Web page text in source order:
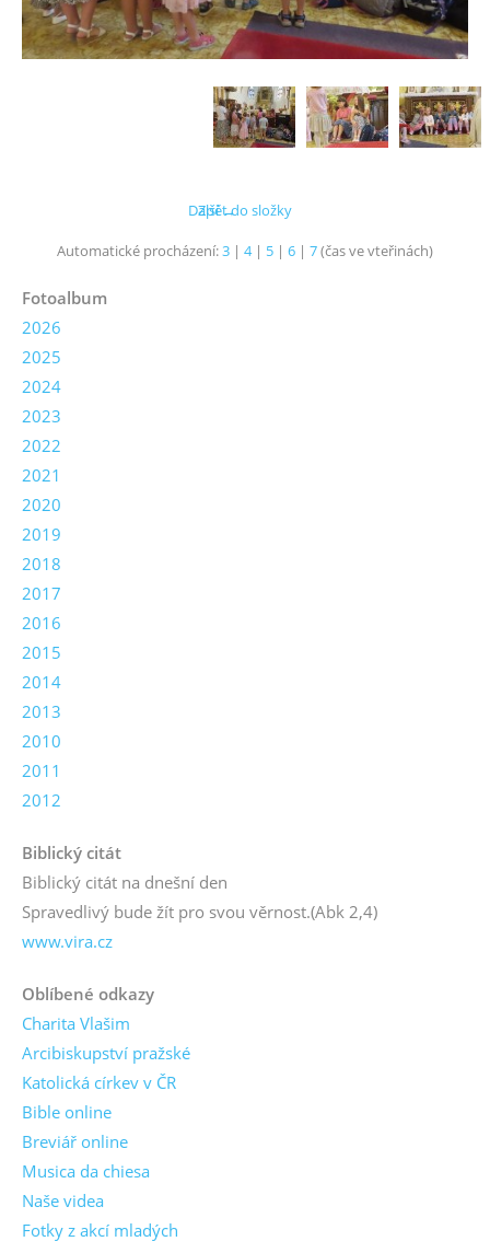
Další →
Zpět do složky
Automatické procházení:3 | 4| 5 | 6 | 7(čas ve vteřinách)
Fotoalbum
2026
2025
2024
2023
2022
2021
2020
2019
2018
2017
2016
2015
2014
2013
2010
2011
2012
Biblický citát
Biblický citát na dnešní den
Spravedlivý bude žít pro svou věrnost.(Abk 2,4)
www.vira.cz
Oblíbené odkazy
Charita Vlašim
Arcibiskupství pražské
Katolická církev v ČR
Bible online
Breviář online
Musica da chiesa
Naše videa
Fotky z akcí mladých